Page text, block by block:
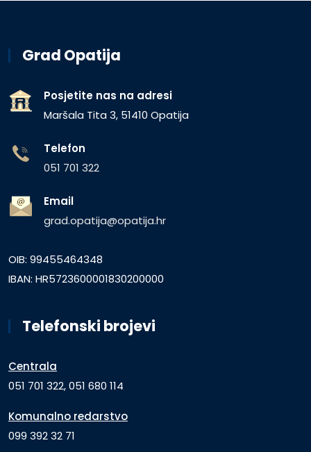
Grad Opatija
Posjetite nas na adresi
Maršala Tita 3, 51410 Opatija
Telefon
051 701 322
Email
grad.opatija@opatija.hr
OIB: 99455464348
IBAN: HR5723600001830200000
Telefonski brojevi
Centrala
051 701 322, 051 680 114
Komunalno redarstvo
099 392 32 71